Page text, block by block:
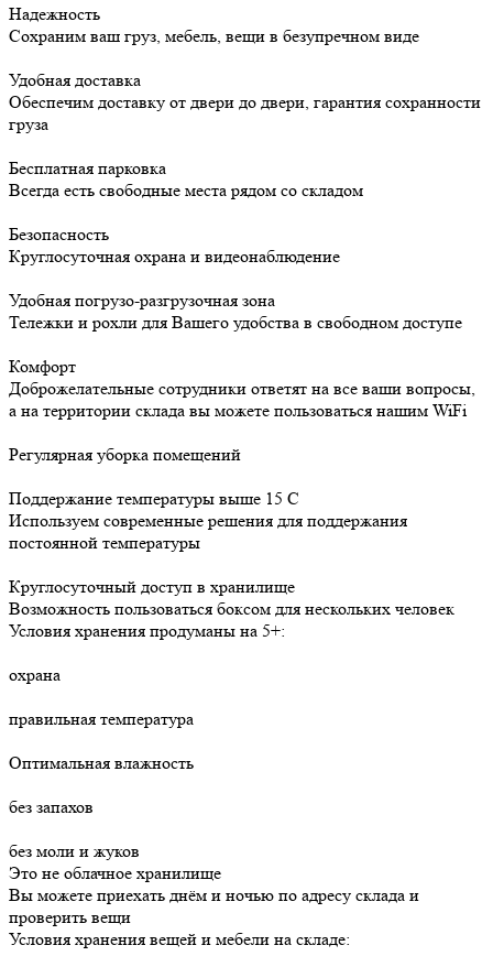
Надежность
Сохраним ваш груз, мебель, вещи в безупречном виде
Удобная доставка
Обеспечим доставку от двери до двери, гарантия сохранности
груза
Бесплатная парковка
Всегда есть свободные места рядом со складом
Безопасность
Круглосуточная охрана и видеонаблюдение
Удобная погрузо-разгрузочная зона
Тележки и рохли для Вашего удобства в свободном доступе
Комфорт
Доброжелательные сотрудники ответят на все ваши вопросы,
а на территории склада вы можете пользоваться нашим WiFi
Регулярная уборка помещений
Поддержание температуры выше 15 C
Используем современные решения для поддержания
постоянной температуры
Круглосуточный доступ в хранилище
Возможность пользоваться боксом для нескольких человек
Условия хранения продуманы на 5+:
охрана
правильная температура
Оптимальная влажность
без запахов
без моли и жуков
Это не облачное хранилище
Вы можете приехать днём и ночью по адресу склада и
проверить вещи
Условия хранения вещей и мебели на складе: